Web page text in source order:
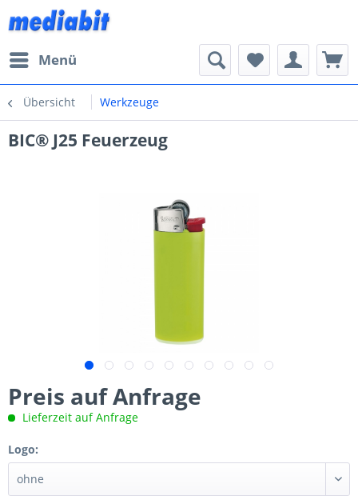
Menü
Übersicht Werkzeuge
BIC® J25 Feuerzeug
Preis auf Anfrage
Lieferzeit auf Anfrage
Logo: